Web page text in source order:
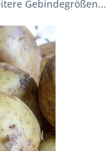
Gebindegrößen...